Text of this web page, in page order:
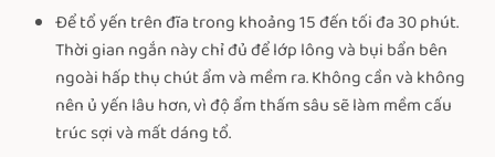
Để tổ yến trên đĩa trong khoảng 15 đến tối đa 30 phút.
Thời gian ngắn này chỉ đủ để lớp lông và bụi bẩn bên
ngoài hấp thụ chút ẩm và mềm ra. Không cần và không
nên ủ yến lâu hơn, vì độ ẩm thấm sâu sẽ làm mềm cấu
trúc sợi và mất dáng tổ.